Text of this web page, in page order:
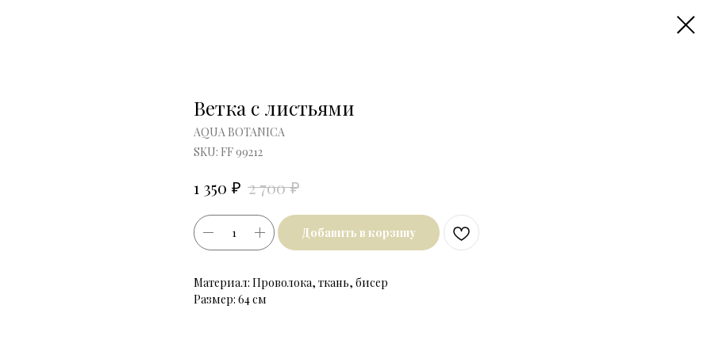
Ветка с листьями
AQUA BOTANICA
SKU: FF 99212
1 350 ₽ 2 700 ₽
Добавить в корзину
Материал: Проволока, ткань, бисер
Размер: 64 см